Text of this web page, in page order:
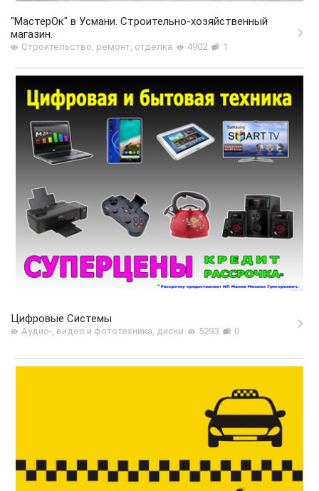
"МастерОк" в Усмани. Строительно-хозяйственный
магазин.
Строительство, ремонт, отделка 4902 1
Цифровые Системы
Аудио-, видео и фототехника, диски 5293 0